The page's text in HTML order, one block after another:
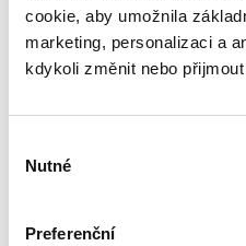
cookie, aby umožnila
marketing, personalizaci a
kdykoli změnit nebo
souhlasu
Nutné
Preferenční